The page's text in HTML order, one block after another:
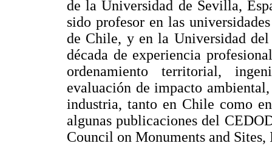
de la Universidad de Sevilla,
sido profesor en las
de Chile, y en la Universidad del
década de experiencia
ordenamiento territorial,
evaluación de impacto
industria, tanto en Chile como
algunas publicaciones del
Council on Monuments and